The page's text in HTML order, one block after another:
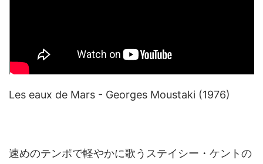
Les eaux de Mars - Georges Moustaki (1976)
速めのテンポで軽やかに歌うステイシー・ケントの